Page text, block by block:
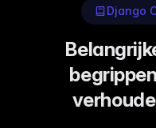
Django